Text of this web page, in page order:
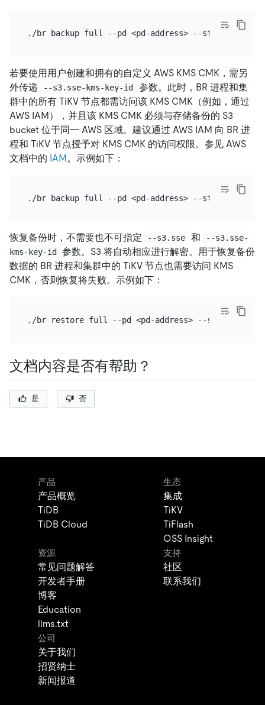
若要使用用户创建和拥有的自定义 AWS KMS CMK，需另
外传递
--s3.sse-kms-key-id
参数。此时，BR 进程和集
群中的所有 TiKV 节点都需访问该 KMS CMK（例如，通过
AWS IAM），并且该 KMS CMK 必须与存储备份的 S3
bucket 位于同一 AWS 区域。建议通过 AWS IAM 向 BR 进
程和 TiKV 节点授予对 KMS CMK 的访问权限。参见 AWS
文档中的 IAM。示例如下：
恢复备份时，不需要也不可指定 --s3.sse 和
--s3.sse-
kms-key-id
参数。S3 将自动相应进行解密。用于恢复备份
数据的 BR 进程和集群中的 TiKV 节点也需要访问 KMS
CMK，否则恢复将失败。示例如下：
文档内容是否有帮助？
是 否
产品
产品概览
TiDB
TiDB Cloud
生态
集成
TiKV
TiFlash
OSS Insight
资源
常见问题解答
开发者手册
博客
Education
llms.txt
支持
社区
联系我们
公司
关于我们
招贤纳士
新闻报道